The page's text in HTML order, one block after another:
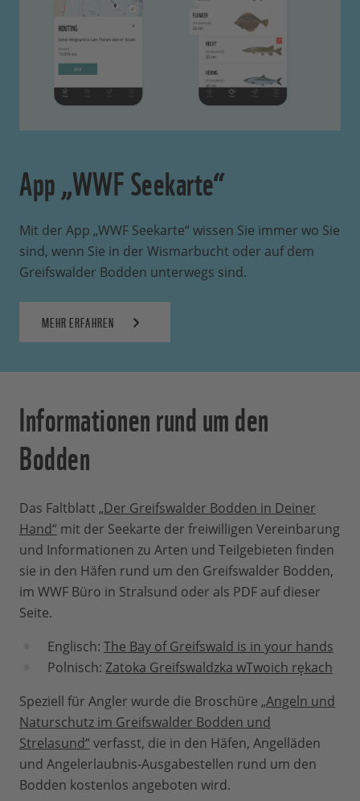
App „WWF Seekarte“
Mit der App „WWF Seekarte“ wissen Sie immer wo Sie
sind, wenn Sie in der Wismarbucht oder auf dem
Greifswalder Bodden unterwegs sind.
MEHR ERFAHREN
Informationen rund um den
Bodden
Das Faltblatt „Der Greifswalder Bodden in Deiner
Hand“ mit der Seekarte der freiwilligen Vereinbarung
und Informationen zu Arten und Teilgebieten finden
sie in den Häfen rund um den Greifswalder Bodden,
im WWF Büro in Stralsund oder als PDF auf dieser
Seite.
Englisch: The Bay of Greifswald is in your hands
Polnisch: Zatoka Greifswaldzka wTwoich rękach
Speziell für Angler wurde die Broschüre „Angeln und
Naturschutz im Greifswalder Bodden und
Strelasund“ verfasst, die in den Häfen, Angelläden
und Angelerlaubnis-Ausgabestellen rund um den
Bodden kostenlos angeboten wird.